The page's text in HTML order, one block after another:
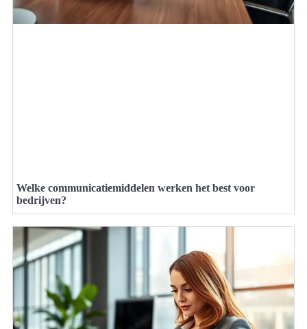
Welke communicatiemiddelen werken het best voor
bedrijven?